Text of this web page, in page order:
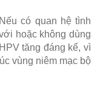
Nếu có quan hệ tình
hoặc không dùng
tăng đáng kể, vì
vùng niêm mạc bộ